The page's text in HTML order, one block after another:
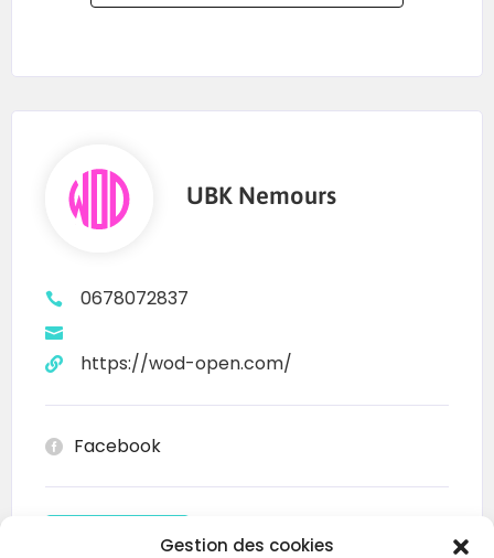
Gestion des cookies
UBK Nemours
0678072837
https://wod-open.com/
Facebook
Contacter